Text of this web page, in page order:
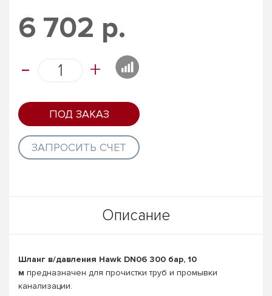
6 702 р.
- +
ПОД ЗАКАЗ
ЗАПРОСИТЬ СЧЕТ
Описание
Шланг в/давления Hawk DN06 300 бар, 10
м предназначен для прочистки труб и промывки
канализации.